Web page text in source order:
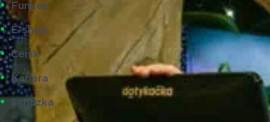
Funkce
E-shop
Ceník
Kariéra
Schůzka